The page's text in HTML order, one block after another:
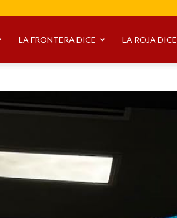
LA FRONTERA DICE LA ROJA DICE